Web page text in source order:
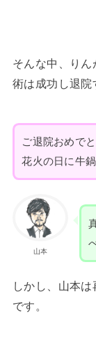
そんな中、り
術は成功し退院
ご退院おめで
花火の日に牛
山本
しかし、山本
です。